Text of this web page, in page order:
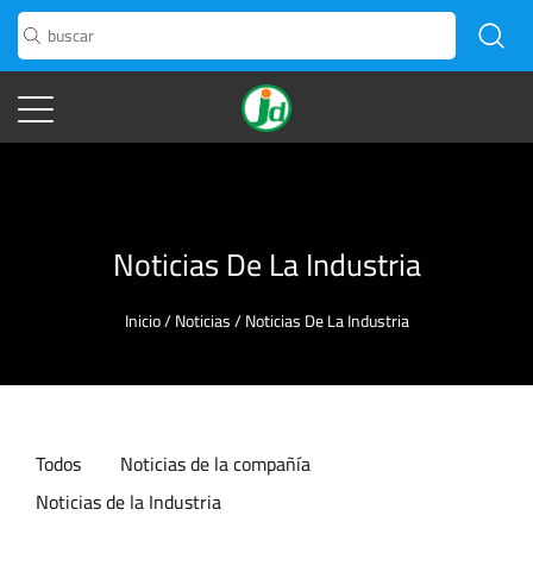
Noticias De La Industria
Inicio/Noticias/Noticias De La Industria
Todos
Noticias de la compañía
Noticias de la Industria